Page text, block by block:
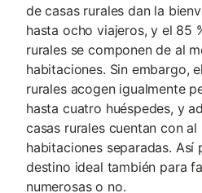
de casas rurales dan la
hasta ocho viajeros, y el 85
rurales se componen de al
habitaciones. Sin embargo,
rurales acogen igualmente
hasta cuatro huéspedes, y
casas rurales cuentan con al
habitaciones separadas. Así
destino ideal también para
numerosas o no.